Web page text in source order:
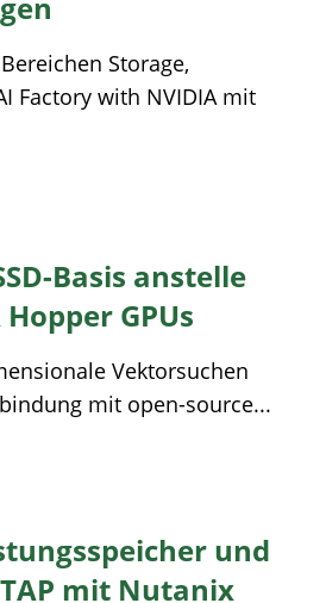
Storage,
Factory with NVIDIA mit
Basis anstelle
GPUs
Vektorsuchen
mit open-source...
und
mit Nutanix